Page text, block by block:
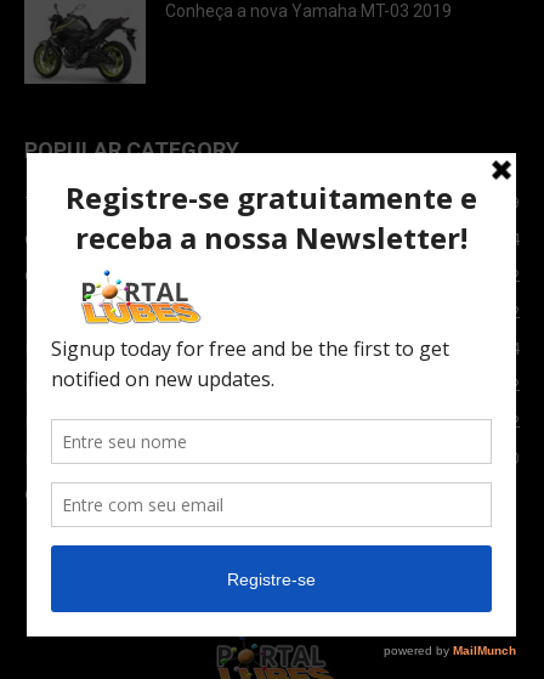
Conheça a nova Yamaha MT-03 2019
POPULAR CATEGORY
TOPNEWS
7089
Carro e Moto
3764
Carro
2082
Notícias
1852
Indústria
1024
Moto
972
Economia
672
Newsletter
630
Carros Verdes e Novas tecnologias automotivas